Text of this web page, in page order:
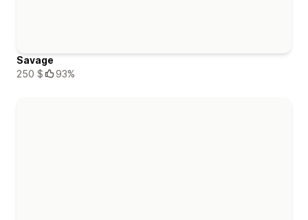
Savage
250 $
93%